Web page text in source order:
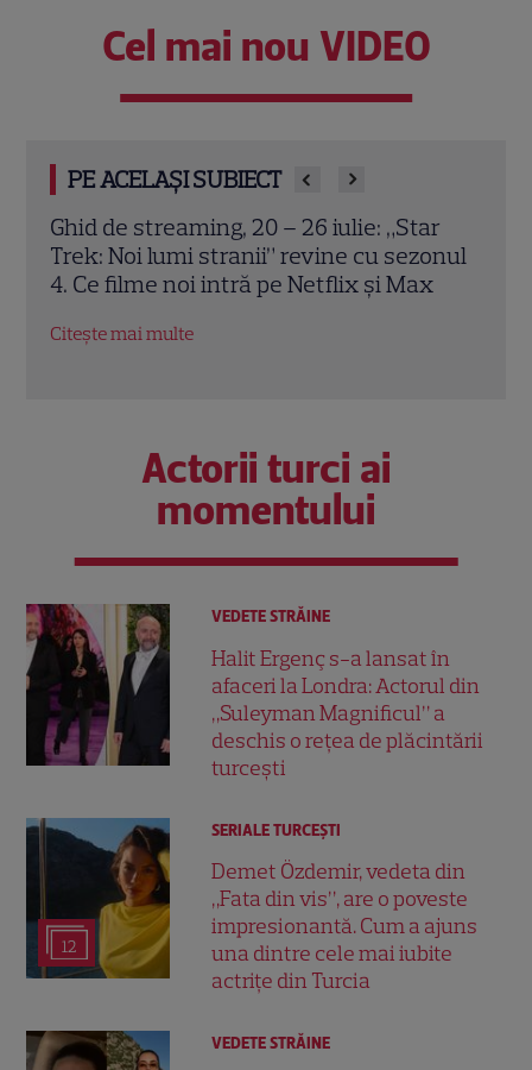
Cel mai nou VIDEO
PE ACELAȘI SUBIECT
Doamna și dog german-ul: Naomi Watts
și Bill Murray, protagoniștii unei drame
emoționante pe SkyShowtime
Citește mai multe
Actorii turci ai
momentului
VEDETE STRĂINE
Halit Ergenç s-a lansat în
afaceri la Londra: Actorul din
„Suleyman Magnificul” a
deschis o rețea de plăcintării
turcești
12
SERIALE TURCEŞTI
Demet Özdemir, vedeta din
„Fata din vis”, are o poveste
impresionantă. Cum a ajuns
una dintre cele mai iubite
actrițe din Turcia
VEDETE STRĂINE